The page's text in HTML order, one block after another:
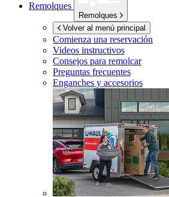
Remolques
Remolques
Volver al menú principal
Comienza una reservación
Videos instructivos
Consejos para remolcar
Preguntas frecuentes
Enganches y accesorios